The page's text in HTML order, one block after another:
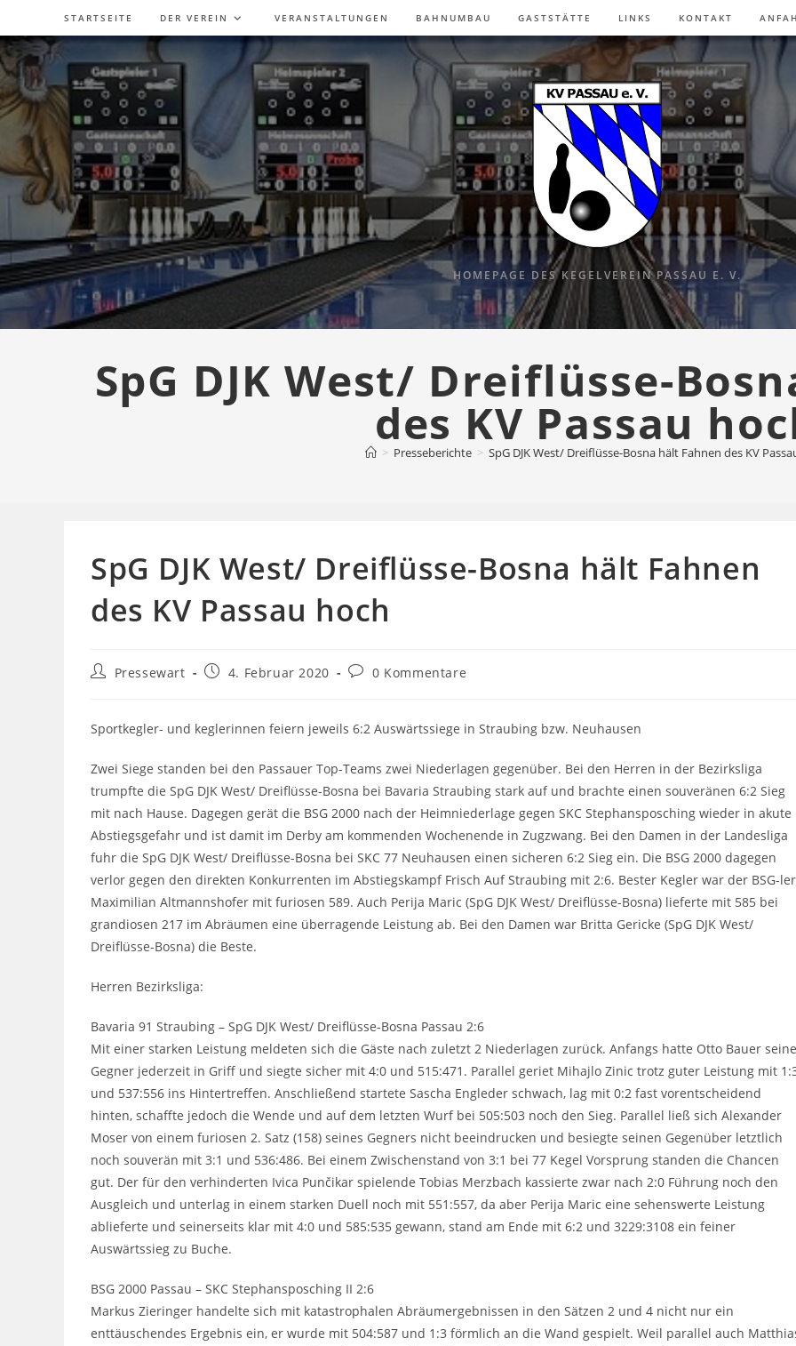
Inhalt
springen
STARTSEITE DER VEREIN VERANSTALTUNGEN BAHNUMBAU GASTSTÄTTE LINKS KONTAKT
HOMEPAGE DES KEGELVEREIN PASSAU E. V.
SpG DJK West/ Dreiflüsse-
des KV Passau
> Presseberichte > SpG DJK West/ Dreiflüsse-Bosna hält Fahnen des KV
SpG DJK West/ Dreiflüsse-Bosna hält Fahnen
des KV Passau hoch
Beitrags-
Pressewart
Beitrag4. Februar 2020
Beitrags-
0 Kommentare
Sportkegler- und keglerinnen feiern jeweils 6:2 Auswärtssiege in Straubing bzw. Neuhausen
Zwei Siege standen bei den Passauer Top-Teams zwei Niederlagen gegenüber. Bei den Herren in der Bezirksliga
trumpfte die SpG DJK West/ Dreiflüsse-Bosna bei Bavaria Straubing stark auf und brachte einen souveränen 6:2 Sieg
mit nach Hause. Dagegen gerät die BSG 2000 nach der Heimniederlage gegen SKC Stephansposching wieder in akute
Abstiegsgefahr und ist damit im Derby am kommenden Wochenende in Zugzwang. Bei den Damen in der Landesliga
fuhr die SpG DJK West/ Dreiflüsse-Bosna bei SKC 77 Neuhausen einen sicheren 6:2 Sieg ein. Die BSG 2000 dagegen
verlor gegen den direkten Konkurrenten im Abstiegskampf Frisch Auf Straubing mit 2:6. Bester Kegler war der BSG-ler
Maximilian Altmannshofer mit furiosen 589. Auch Perija Maric (SpG DJK West/ Dreiflüsse-Bosna) lieferte mit 585 bei
grandiosen 217 im Abräumen eine überragende Leistung ab. Bei den Damen war Britta Gericke (SpG DJK West/
Dreiflüsse-Bosna) die Beste.
Herren Bezirksliga:
Bavaria 91 Straubing – SpG DJK West/ Dreiflüsse-Bosna Passau 2:6
Mit einer starken Leistung meldeten sich die Gäste nach zuletzt 2 Niederlagen zurück. Anfangs hatte Otto Bauer
Gegner jederzeit in Griff und siegte sicher mit 4:0 und 515:471. Parallel geriet Mihajlo Zinic trotz guter Leistung mit
und 537:556 ins Hintertreffen. Anschließend startete Sascha Engleder schwach, lag mit 0:2 fast vorentscheidend
hinten, schaffte jedoch die Wende und auf dem letzten Wurf bei 505:503 noch den Sieg. Parallel ließ sich Alexander
Moser von einem furiosen 2. Satz (158) seines Gegners nicht beeindrucken und besiegte seinen Gegenüber letztlich
noch souverän mit 3:1 und 536:486. Bei einem Zwischenstand von 3:1 bei 77 Kegel Vorsprung standen die Chancen
gut. Der für den verhinderten Ivica Punčikar spielende Tobias Merzbach kassierte zwar nach 2:0 Führung noch den
Ausgleich und unterlag in einem starken Duell noch mit 551:557, da aber Perija Maric eine sehenswerte Leistung
ablieferte und seinerseits klar mit 4:0 und 585:535 gewann, stand am Ende mit 6:2 und 3229:3108 ein feiner
Auswärtssieg zu Buche.
BSG 2000 Passau – SKC Stephansposching II 2:6
Markus Zieringer handelte sich mit katastrophalen Abräumergebnissen in den Sätzen 2 und 4 nicht nur ein
enttäuschendes Ergebnis ein, er wurde mit 504:587 und 1:3 förmlich an die Wand gespielt. Weil parallel auch